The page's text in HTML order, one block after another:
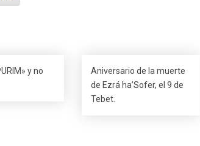
y no
Aniversario de la muerte
de Ezrá ha’Sofer, el 9 de
Tebet.